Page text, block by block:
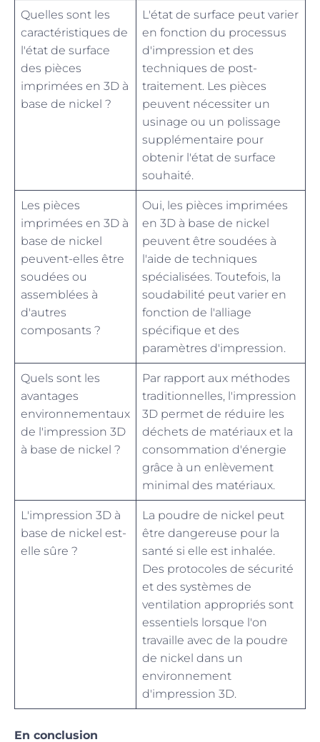
Quelles sont les
caractéristiques de
l'état de surface
des pièces
imprimées en 3D à
base de nickel ?
L'état de surface peut varier
en fonction du processus
d'impression et des
techniques de post-
traitement. Les pièces
peuvent nécessiter un
usinage ou un polissage
supplémentaire pour
obtenir l'état de surface
souhaité.
Les pièces
imprimées en 3D à
base de nickel
peuvent-elles être
soudées ou
assemblées à
d'autres
composants ?
Oui, les pièces imprimées
en 3D à base de nickel
peuvent être soudées à
l'aide de techniques
spécialisées. Toutefois, la
soudabilité peut varier en
fonction de l'alliage
spécifique et des
paramètres d'impression.
Quels sont les
avantages
environnementaux
de l'impression 3D
à base de nickel ?
Par rapport aux méthodes
traditionnelles, l'impression
3D permet de réduire les
déchets de matériaux et la
consommation d'énergie
grâce à un enlèvement
minimal des matériaux.
L'impression 3D à
base de nickel est-
elle sûre ?
La poudre de nickel peut
être dangereuse pour la
santé si elle est inhalée.
Des protocoles de sécurité
et des systèmes de
ventilation appropriés sont
essentiels lorsque l'on
travaille avec de la poudre
de nickel dans un
environnement
d'impression 3D.
En conclusion